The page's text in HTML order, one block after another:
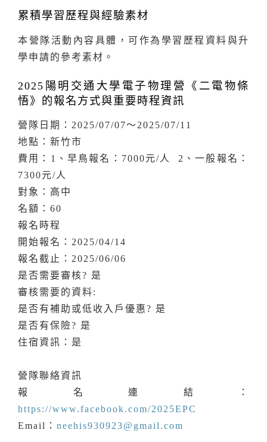
累積學習歷程與經驗素材
本營隊活動內容具體，可作為學習歷程資料與升
學申請的參考素材。
2025陽明交通大學電子物理營《二電物條
悟》的報名方式與重要時程資訊
營隊日期：2025/07/07～2025/07/11
地點：新竹市
費用：1、早鳥報名：7000元/人 2、一般報名：
7300元/人
對象：高中
名額：60
報名時程
開始報名：2025/04/14
報名截止：2025/06/06
是否需要審核? 是
審核需要的資料:
是否有補助或低收入戶優惠? 是
是否有保險? 是
住宿資訊：是
營隊聯絡資訊
報名連結：
https://www.facebook.com/2025EPC
Email： neehis930923@gmail.com